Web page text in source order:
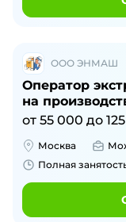
ООО ЭНМАШ
Оператор
на
от 55 000 до
Москва
Полная